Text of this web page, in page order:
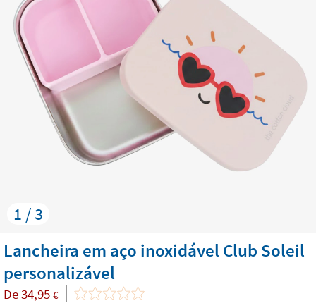
1 / 3
Lancheira em aço inoxidável Club Soleil
personalizável
De34,95 €